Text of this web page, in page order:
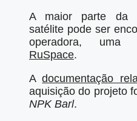
A maior parte da
satélite pode ser
operadora, uma
RuSpace.
Adocumentação
aquisição do projeto
NPK Barl.